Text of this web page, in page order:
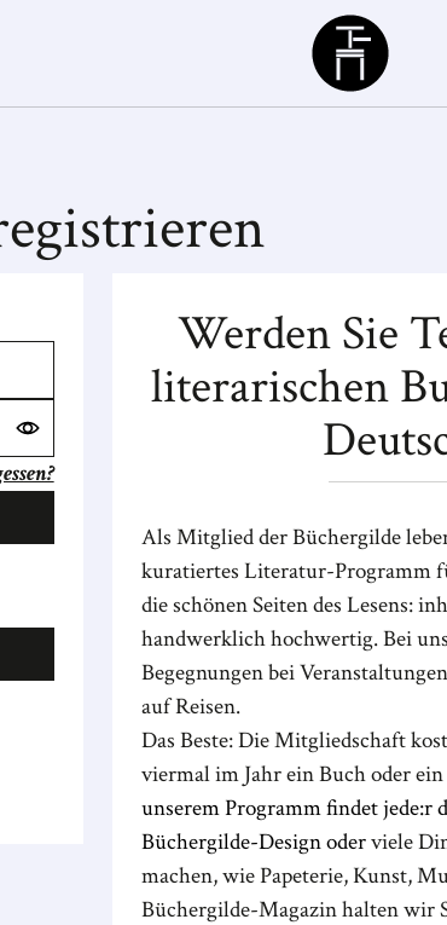
Büchergilde
Werden Sie
literarischen
Als Mitglied der Büchergilde
kuratiertes Literatur-Programm
die schönen Seiten des Lesens:
handwerklich hochwertig. Bei
Begegnungen bei
auf Reisen.
Das Beste: Die Mitgliedschaft
viermal im Jahr ein Buch oder
unserem Programm findet jede:r
Büchergilde-Design oderviele
machen, wie Papeterie, Kunst,
Büchergilde-Magazin halten wir